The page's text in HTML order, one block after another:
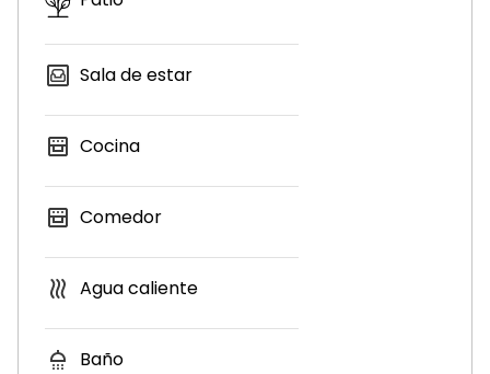
Sala de estar
Cocina
Comedor
Agua caliente
Baño